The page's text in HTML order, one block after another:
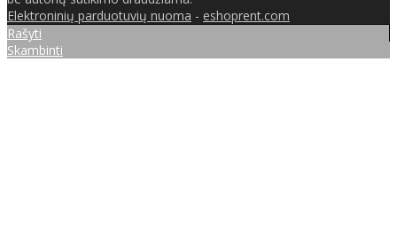
Elektroninių parduotuvių nuoma - eshoprent.com
Rašyti
Skambinti